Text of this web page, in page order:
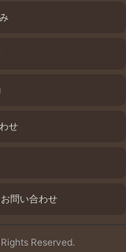
せ
問い合わせ
Reserved.